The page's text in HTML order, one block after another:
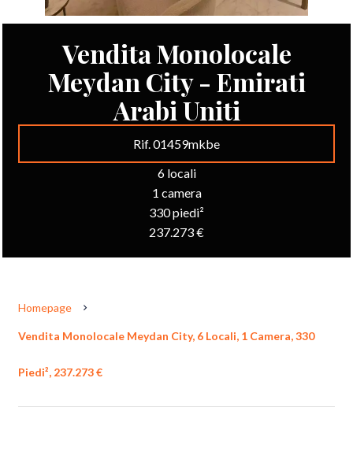
Vendita Monolocale
Meydan City - Emirati
Arabi Uniti
Rif. 01459mkbe
6 locali
1 camera
330 piedi²
237.273 €
Homepage
Vendita Monolocale Meydan City, 6 Locali, 1 Camera, 330
Piedi², 237.273 €